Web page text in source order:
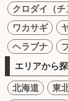
クロダイ（チ
ワカサギ
ヘラブナ
エリアから
北海道 東